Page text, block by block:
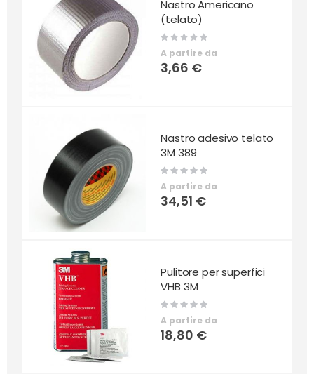
Nastro Americano
(telato)
Rating:
0%
A partire da
3,66 €
Nastro adesivo telato
3M 389
Rating:
A partire da
34,51 €
Pulitore per superfici
VHB 3M
Rating:
0%
A partire da
18,80 €